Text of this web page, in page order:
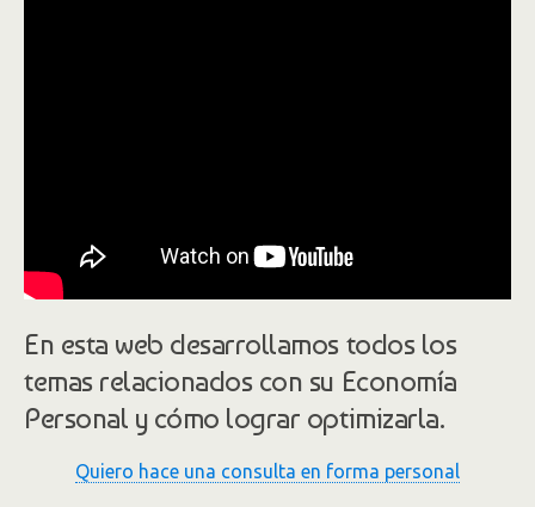
En esta web desarrollamos todos los
temas relacionados con su Economía
Personal y cómo lograr optimizarla.
Quiero hace una consulta en forma personal